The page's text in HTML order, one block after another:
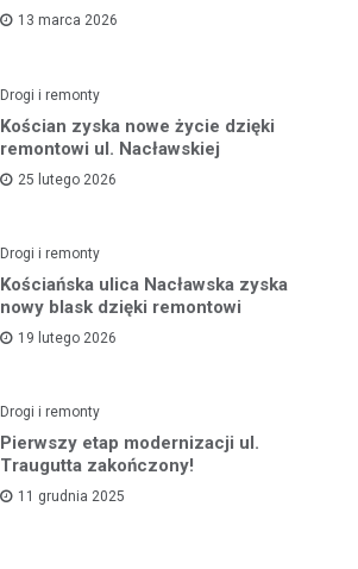
13 marca 2026
Drogi i remonty
Kościan zyska nowe życie dzięki
remontowi ul. Nacławskiej
25 lutego 2026
Drogi i remonty
Kościańska ulica Nacławska zyska
nowy blask dzięki remontowi
19 lutego 2026
Drogi i remonty
Pierwszy etap modernizacji ul.
Traugutta zakończony!
11 grudnia 2025